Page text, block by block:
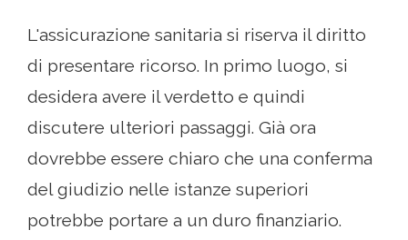
L'assicurazione sanitaria si riserva il diritto
di presentare ricorso. In primo luogo, si
desidera avere il verdetto e quindi
discutere ulteriori passaggi. Già ora
dovrebbe essere chiaro che una conferma
del giudizio nelle istanze superiori
potrebbe portare a un duro finanziario.